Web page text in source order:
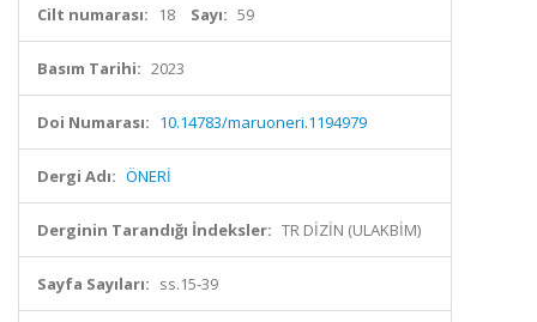
Cilt numarası: 18 Sayı: 59
Basım Tarihi: 2023
Doi Numarası: 10.14783/maruoneri.1194979
Dergi Adı: ÖNERİ
Derginin Tarandığı İndeksler: TR DİZİN (ULAKBİM)
Sayfa Sayıları: ss.15-39